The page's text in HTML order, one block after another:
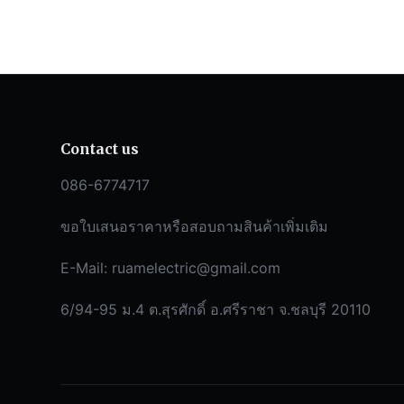
Contact us
086-6774717
ขอใบเสนอราคาหรือสอบถามสินค้าเพิ่มเติม
E-Mail: ruamelectric@gmail.com
6/94-95 ม.4 ต.สุรศักดิ์ อ.ศรีราชา จ.ชลบุรี 20110